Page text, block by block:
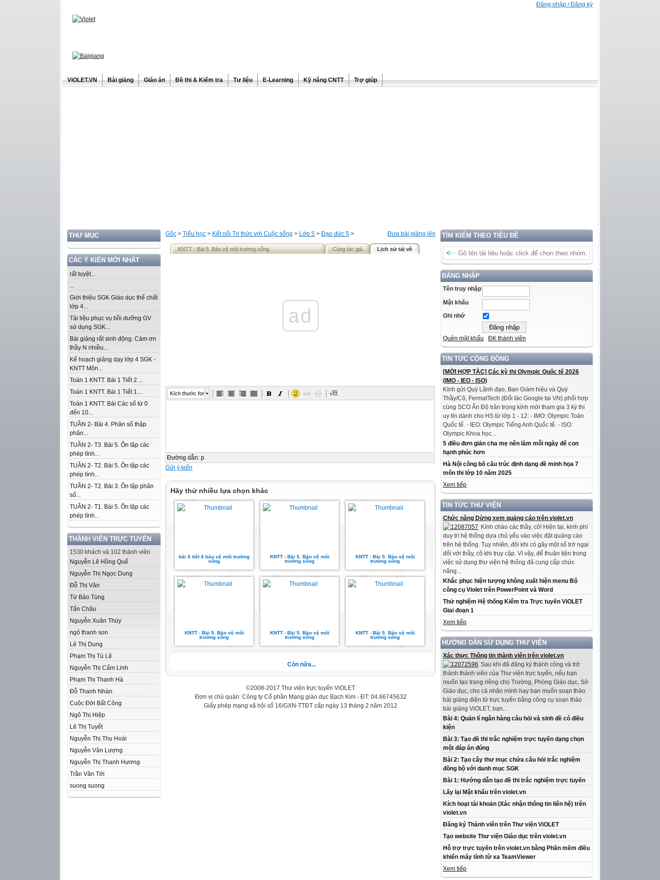
Đăng nhập / Đăng ký
ViOLET.VN Bài giảng Giáo án Đề thi & Kiểm tra Tư liệu E-Learning Kỹ năng CNTT Trợ giúp
THƯ MỤC
CÁC Ý KIẾN MỚI NHẤT
rất tuyệt...
...
Giới thiệu SGK Giáo dục thể chất
lớp 4...
Tài liệu phục vụ bồi dưỡng GV
sử dụng SGK...
Bài giảng rất sinh động. Cảm ơn
thầy N nhiều...
Kế hoạch giảng dạy lớp 4 SGK -
KNTT Môn...
Toán 1 KNTT. Bài 1 Tiết 2....
Toán 1 KNTT. Bài 1 Tiết 1....
Toán 1 KNTT. Bài Các số từ 0
đến 10...
TUẦN 2- Bài 4. Phân số thập
phân...
TUẦN 2- T3. Bài 5. Ôn tập các
phép tính...
TUẦN 2- T2. Bài 5. Ôn tập các
phép tính...
TUẦN 2- T2. Bài 3. Ôn tập phân
số...
TUẦN 2- T1. Bài 5. Ôn tập các
phép tính...
THÀNH VIÊN TRỰC TUYẾN
1530 khách và 102 thành viên
Nguyễn Lê Hồng Quế
Nguyễn Thị Ngọc Dung
Đỗ Thị Vân
Từ Bảo Tùng
Tấn Châu
Nguyễn Xuân Thùy
ngô thanh son
Lê Thị Dung
Phạm Thị Tú Lệ
Nguyễn Thị Cẩm Linh
Phạm Thị Thanh Hà
Đỗ Thanh Nhàn
Cuộc Đời Bất Công
Ngô Thị Hiệp
Lê Thị Tuyết
Nguyễn Thị Thu Hoài
Nguyễn Văn Lượng
Nguyễn Thị Thanh Hương
Trần Văn Tới
suong suong
TÌM KIẾM THEO TIÊU ĐỀ
ĐĂNG NHẬP
Tên truy nhập
Mật khẩu
Ghi nhớ
Quên mật khẩu ĐK thành viên
TIN TỨC CỘNG ĐỒNG
[MỜI HỢP TÁC] Các kỳ thi Olympic Quốc tế 2026
(IMO - IEO - ISO)
Kính gửi Quý Lãnh đạo, Ban Giám hiệu và Quý
Thầy/Cô, FermatTech (Đối tác Google tại VN) phối hợp
cùng SCO Ấn Độ trân trọng kính mời tham gia 3 kỳ thi
uy tín dành cho HS từ lớp 1 - 12: - IMO: Olympic Toán
Quốc tế. - IEO: Olympic Tiếng Anh Quốc tế. - ISO:
Olympic Khoa học...
5 điều đơn giản cha mẹ nên làm mỗi ngày để con
hạnh phúc hơn
Hà Nội công bố cấu trúc định dạng đề minh họa 7
môn thi lớp 10 năm 2025
Xem tiếp
TIN TỨC THƯ VIỆN
Chức năng Dừng xem quảng cáo trên violet.vn
Kính chào các thầy, cô! Hiện tại, kinh phí
duy trì hệ thống dựa chủ yếu vào việc đặt quảng cáo
trên hệ thống. Tuy nhiên, đôi khi có gây một số trở ngại
đối với thầy, cô khi truy cập. Vì vậy, để thuận tiện trong
việc sử dụng thư viện hệ thống đã cung cấp chức
năng...
Khắc phục hiện tượng không xuất hiện menu Bộ
công cụ Violet trên PowerPoint và Word
Thử nghiệm Hệ thống Kiểm tra Trực tuyến ViOLET
Giai đoạn 1
Xem tiếp
HƯỚNG DẪN SỬ DỤNG THƯ VIỆN
Xác thực Thông tin thành viên trên violet.vn
Sau khi đã đăng ký thành công và trở
thành thành viên của Thư viện trực tuyến, nếu bạn
muốn tạo trang riêng cho Trường, Phòng Giáo dục, Sở
Giáo dục, cho cá nhân mình hay bạn muốn soạn thảo
bài giảng điện tử trực tuyến bằng công cụ soạn thảo
bài giảng ViOLET, bạn...
Bài 4: Quản lí ngân hàng câu hỏi và sinh đề có điều
kiện
Bài 3: Tạo đề thi trắc nghiệm trực tuyến dạng chọn
một đáp án đúng
Bài 2: Tạo cây thư mục chứa câu hỏi trắc nghiệm
đồng bộ với danh mục SGK
Bài 1: Hướng dẫn tạo đề thi trắc nghiệm trực tuyến
Lấy lại Mật khẩu trên violet.vn
Kích hoạt tài khoản (Xác nhận thông tin liên hệ) trên
violet.vn
Đăng ký Thành viên trên Thư viện ViOLET
Tạo website Thư viện Giáo dục trên violet.vn
Hỗ trợ trực tuyến trên violet.vn bằng Phần mềm điều
khiển máy tính từ xa TeamViewer
Xem tiếp
Đưa bài giảng lên
Gốc > Tiểu học > Kết nối Tri thức với Cuộc sống > Lớp 5 > Đạo đức 5 >
KNTT - Bài 5. Bảo vệ môi trường sống Cùng tác giả Lịch sử tải về
ad
Kích thước font
Đường dẫn: p
Gửi ý kiến
Hãy thử nhiều lựa chọn khác
bài 5 tiết 4 bảo vệ môi trường
sống
KNTT - Bài 5. Bảo vệ môi
trường sống
KNTT - Bài 5. Bảo vệ môi
trường sống
KNTT - Bài 5. Bảo vệ môi
trường sống
KNTT - Bài 5. Bảo vệ môi
trường sống
KNTT - Bài 5. Bảo vệ môi
trường sống
Còn nữa...
©2008-2017 Thư viện trực tuyến ViOLET
Đơn vị chủ quản: Công ty Cổ phần Mạng giáo dục Bạch Kim - ĐT: 04.66745632
Giấy phép mạng xã hội số 16/GXN-TTĐT cấp ngày 13 tháng 2 năm 2012